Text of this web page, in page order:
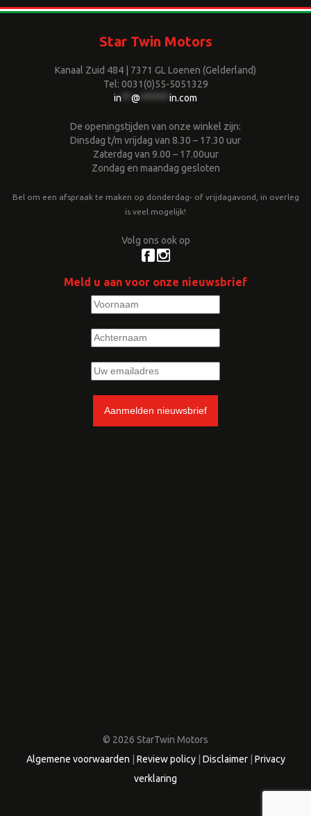
Star Twin Motors
Kanaal Zuid 484 | 7371 GL Loenen (Gelderland)
Tel: 0031(0)55-5051329
in
@ in.com
De openingstijden van onze winkel zijn:
Dinsdag t/m vrijdag van 8.30 – 17.30 uur
Zaterdag van 9.00 – 17.00uur
Zondag en maandag gesloten
Bel om een afspraak te maken op donderdag- of vrijdagavond, in overleg
is veel mogelijk!
Volg ons ook op
Meld u aan voor onze nieuwsbrief
© 2026 StarTwin Motors
Algemene voorwaarden
Review policy Disclaimer
Privacy
verklaring